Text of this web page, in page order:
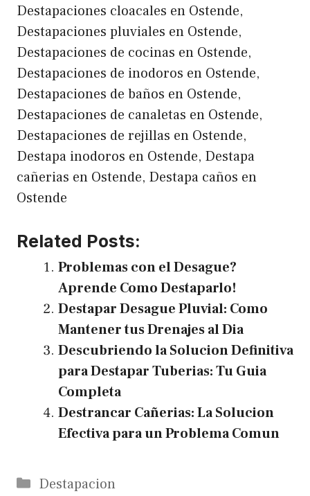
Destapaciones cloacales en Ostende,
Destapaciones pluviales en Ostende,
Destapaciones de cocinas en Ostende,
Destapaciones de inodoros en Ostende,
Destapaciones de baños en Ostende,
Destapaciones de canaletas en Ostende,
Destapaciones de rejillas en Ostende,
Destapa inodoros en Ostende, Destapa
cañerias en Ostende, Destapa caños en
Ostende
Related Posts:
Problemas con el Desague?
Aprende Como Destaparlo!
Destapar Desague Pluvial: Como
Mantener tus Drenajes al Dia
Descubriendo la Solucion Definitiva
para Destapar Tuberias: Tu Guia
Completa
Destrancar Cañerias: La Solucion
Efectiva para un Problema Comun
Categories
Destapacion